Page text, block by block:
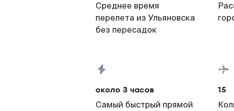
Среднее время
перелета из Ульяновска
без пересадок
около 3 часов
Самый быстрый прямой
15